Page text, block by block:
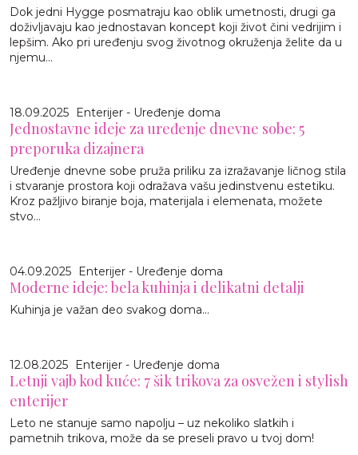
Dok jedni Hygge posmatraju kao oblik umetnosti, drugi ga
doživljavaju kao jednostavan koncept koji život čini vedrijim i
lepšim. Ako pri uređenju svog životnog okruženja želite da u
njemu...
18.09.2025 Enterijer - Uređenje doma
Jednostavne ideje za uređenje dnevne sobe: 5
preporuka dizajnera
Uređenje dnevne sobe pruža priliku za izražavanje ličnog stila
i stvaranje prostora koji odražava vašu jedinstvenu estetiku.
Kroz pažljivo biranje boja, materijala i elemenata, možete
stvo...
04.09.2025 Enterijer - Uređenje doma
Moderne ideje: bela kuhinja i delikatni detalji
Kuhinja je važan deo svakog doma...
12.08.2025 Enterijer - Uređenje doma
Letnji vajb kod kuće: 7 šik trikova za osvežen i stylish
enterijer
Leto ne stanuje samo napolju – uz nekoliko slatkih i
pametnih trikova, može da se preseli pravo u tvoj dom!